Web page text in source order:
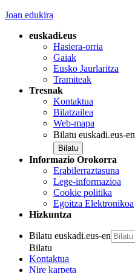
Joan edukira
euskadi.eus
Hasiera-orria
Gaiak
Eusko Jaurlaritza
Tramiteak
Tresnak
Kontaktua
Bilatzailea
Web-mapa
Bilatu euskadi.eus-en
Informazio Orokorra
Erabilerraztasuna
Lege-informazioa
Cookie politika
Egoitza Elektronikoa
Hizkuntza
Bilatu euskadi.eus-en
Bilatu
Kontaktua
Nire karpeta